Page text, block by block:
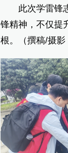
此次学雷锋志
锋精神，不仅提
根。（撰稿/摄影